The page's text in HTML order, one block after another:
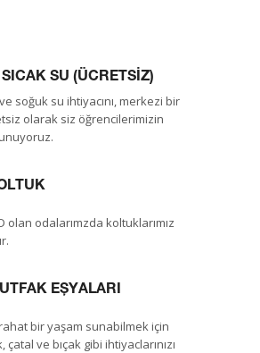
SU (ÜCRETSİZ)
soğuk su ihtiyacını, merkezi bir
olarak siz öğrencilerimizin
olan odalarımzda koltuklarımız
EŞYALARI
bir yaşam sunabilmek için
ve bıçak gibi ihtiyaclarınızı